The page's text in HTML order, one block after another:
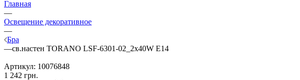
Главная
—
Освещение декоративное
—
Бра
—св.настен TORANO LSF-6301-02_2x40W E14
Артикул: 10076848
1 242 грн.